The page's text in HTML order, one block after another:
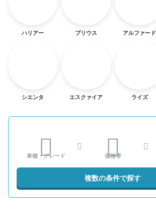
ハリアー プリウス アルファード
シエンタ エスクァイア ライズ
車種・グレード 価格帯
複数の条件で探す